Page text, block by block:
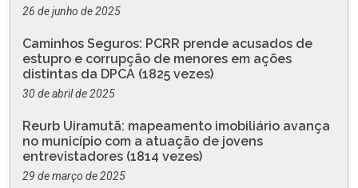
26 de junho de 2025
Caminhos Seguros: PCRR prende acusados de
estupro e corrupção de menores em ações
distintas da DPCA (1825 vezes)
30 de abril de 2025
Reurb Uiramutã: mapeamento imobiliário avança
no município com a atuação de jovens
entrevistadores (1814 vezes)
29 de março de 2025